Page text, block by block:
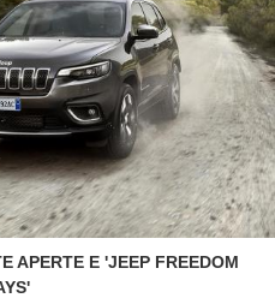
APERTE E 'JEEP FREEDOM